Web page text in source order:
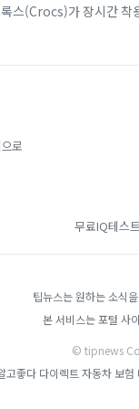
스(Crocs)가 장시간 착
로
무료IQ테스트
팁뉴스는 원하는 소식
본 서비스는 포털 사
© tipnews
고좋다 다이렉트 자동차 보험